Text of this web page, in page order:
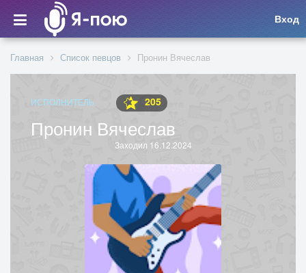
Вход
Главная Список певцов Пронин Вячеслав
ИСПОЛНИТЕЛЬ 205
Пронин Вячеслав
Заходил 16.12.2024